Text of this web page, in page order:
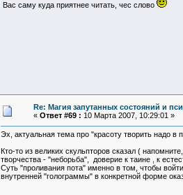
Вас саму куда приятнее читать, чес слово
Re: Магия запутанных состояний и
« Ответ #69 : 10 Марта 2007, 10:29:01 »
Эх, актуальная тема про "красоту творить надо
Кто-то из великих скульпторов сказал (
творчества - "неборьба", доверие к таине , к
Суть "проливания пота" именно в том, чтобы
внутренней "голограммы" в конкретной форме